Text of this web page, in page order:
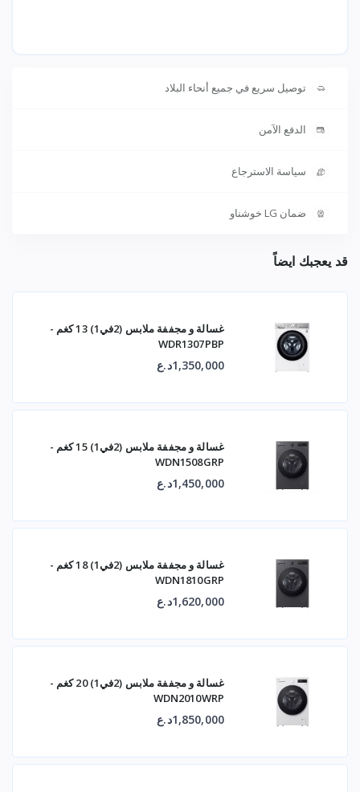
توصيل سريع في جميع أنحاء البلاد
الدفع الآمن
سياسة الاسترجاع
ضمان LG خوشناو
قد يعجبك ايضاً
غسالة و مجففة ملابس (2في1) 13 كغم -
WDR1307PBP
1,350,000د.ع
غسالة و مجففة ملابس (2في1) 15 كغم -
WDN1508GRP
1,450,000د.ع
غسالة و مجففة ملابس (2في1) 18 كغم -
WDN1810GRP
1,620,000د.ع
غسالة و مجففة ملابس (2في1) 20 كغم -
WDN2010WRP
1,850,000د.ع